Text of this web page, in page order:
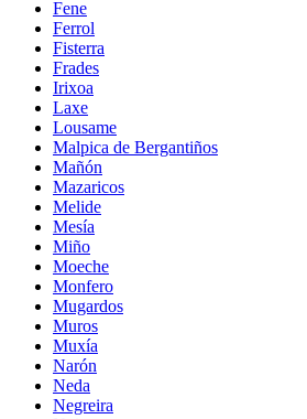
Fene
Ferrol
Fisterra
Frades
Irixoa
Laxe
Lousame
Malpica de Bergantiños
Mañón
Mazaricos
Melide
Mesía
Miño
Moeche
Monfero
Mugardos
Muros
Muxía
Narón
Neda
Negreira